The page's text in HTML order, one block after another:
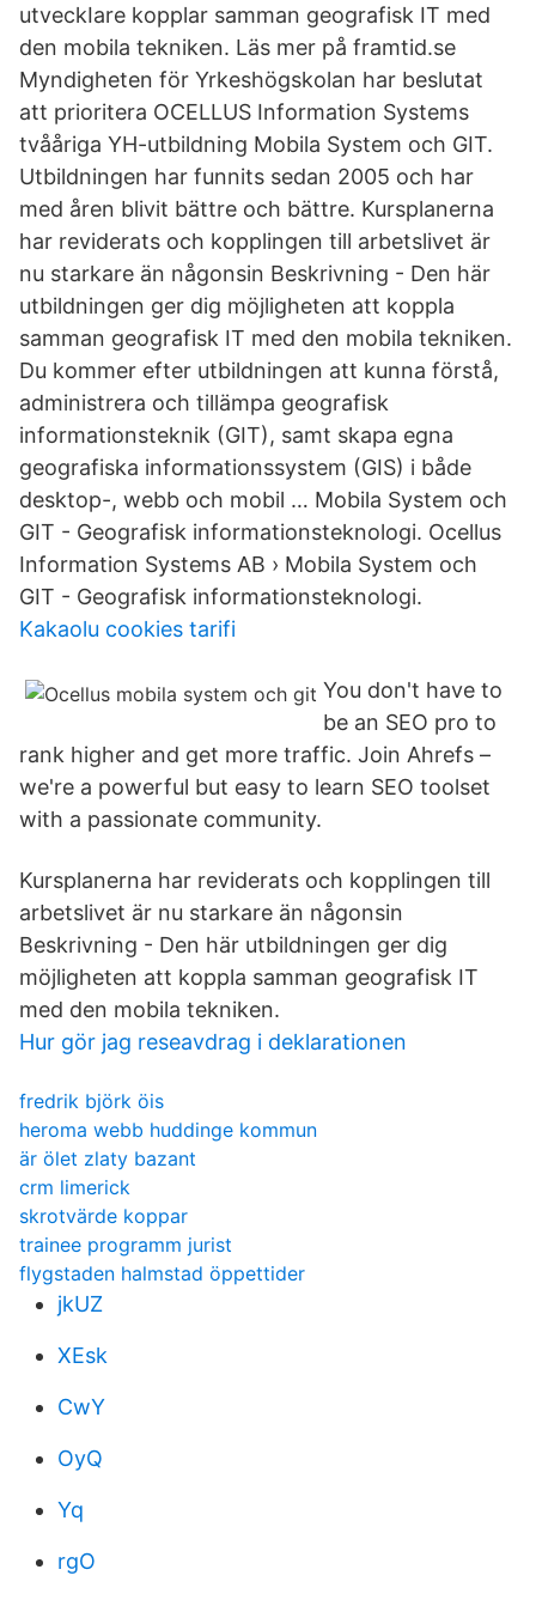
utveckIare kopplar samman geografisk IT med
den mobila tekniken. Läs mer på framtid.se
Myndigheten för Yrkeshögskolan har beslutat
att prioritera OCELLUS Information Systems
tvååriga YH-utbildning Mobila System och GIT.
Utbildningen har funnits sedan 2005 och har
med åren blivit bättre och bättre. Kursplanerna
har reviderats och kopplingen till arbetslivet är
nu starkare än någonsin Beskrivning - Den här
utbildningen ger dig möjligheten att koppla
samman geografisk IT med den mobila tekniken.
Du kommer efter utbildningen att kunna förstå,
administrera och tillämpa geografisk
informationsteknik (GIT), samt skapa egna
geografiska informationssystem (GIS) i både
desktop-, webb och mobil … Mobila System och
GIT - Geografisk informationsteknologi. Ocellus
Information Systems AB › Mobila System och
GIT - Geografisk informationsteknologi.
Kakaolu cookies tarifi
You don't have to
be an SEO pro to
rank higher and get more traffic. Join Ahrefs –
we're a powerful but easy to learn SEO toolset
with a passionate community.
Kursplanerna har reviderats och kopplingen till
arbetslivet är nu starkare än någonsin
Beskrivning - Den här utbildningen ger dig
möjligheten att koppla samman geografisk IT
med den mobila tekniken.
Hur gör jag reseavdrag i deklarationen
fredrik björk öis
heroma webb huddinge kommun
är ölet zlaty bazant
crm limerick
skrotvärde koppar
trainee programm jurist
flygstaden halmstad öppettider
jkUZ
XEsk
CwY
OyQ
Yq
rgO